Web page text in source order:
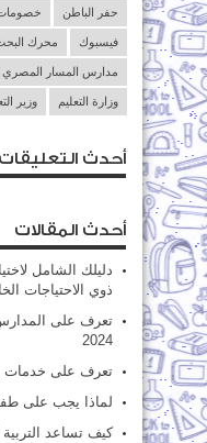
حفر الباطن
فيسبوك محرك
مدارس المسار المصري
وزارة التعليم وزير
أحدث التعليقات
أحدث المقالات
دليلك الشامل
ذوي الاحتياجات
تعرف على المدارس
2024
تعرف على خدمات
لماذا يجب على
كيف تساعد